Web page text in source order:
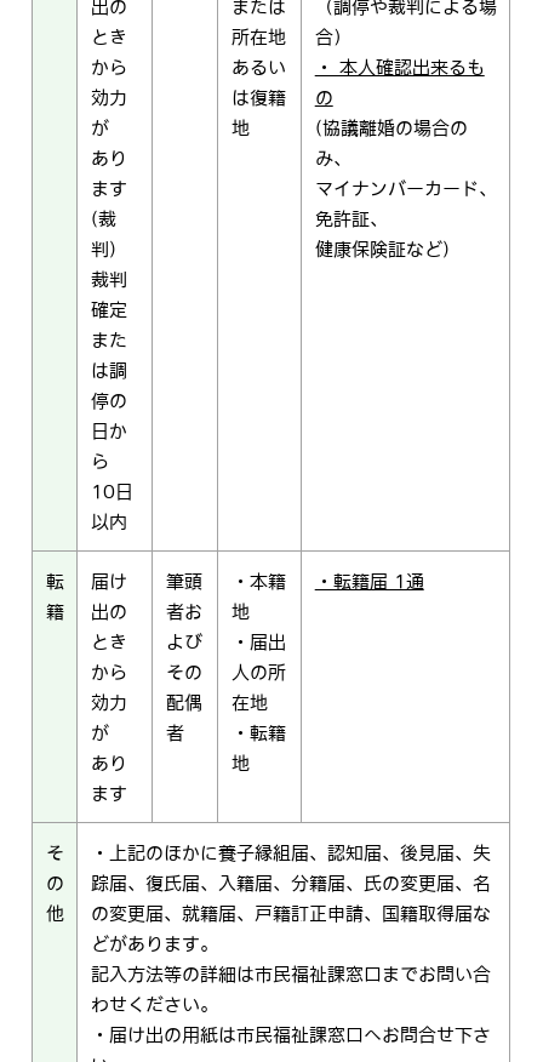
出の
とき
から
効力
が
あり
ます
(裁
判)
裁判
確定
また
は調
停の
日か
ら
10日
以内
または
所在地
あるい
は復籍
地
（調停や裁判による場
合）
・ 本人確認出来るも
の
(協議離婚の場合の
み、
マイナンバーカード、
免許証、
健康保険証など)
転
籍
届け
出の
とき
から
効力
が
あり
ます
筆頭
者お
よび
その
配偶
者
・本籍
地
・届出
人の所
在地
・転籍
地
・転籍届 1通
そ
の
他
・上記のほかに養子縁組届、認知届、後見届、失
踪届、復氏届、入籍届、分籍届、氏の変更届、名
の変更届、就籍届、戸籍訂正申請、国籍取得届な
どがあります。
記入方法等の詳細は市民福祉課窓口までお問い合
わせください。
・届け出の用紙は市民福祉課窓口へお問合せ下さ